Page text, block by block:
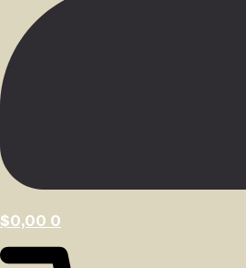
$0,00 0